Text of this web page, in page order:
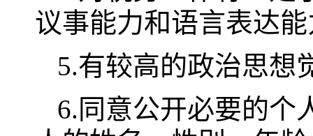
议事能力和语言表达
5.有较高的政治思想
6.同意公开必要的个